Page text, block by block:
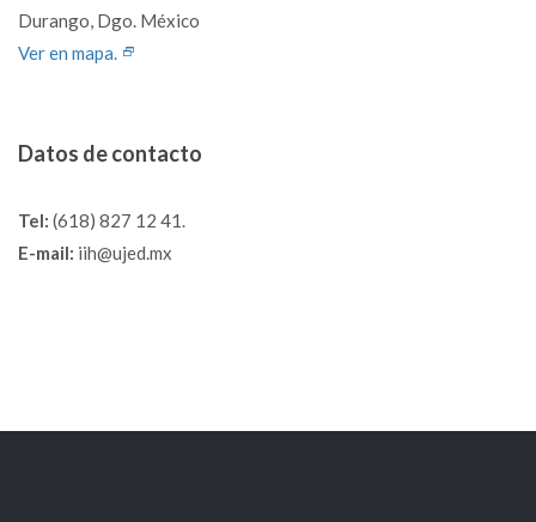
Durango, Dgo. México
Ver en mapa.
Datos de contacto
Tel: (618) 827 12 41.
E-mail: iih@ujed.mx